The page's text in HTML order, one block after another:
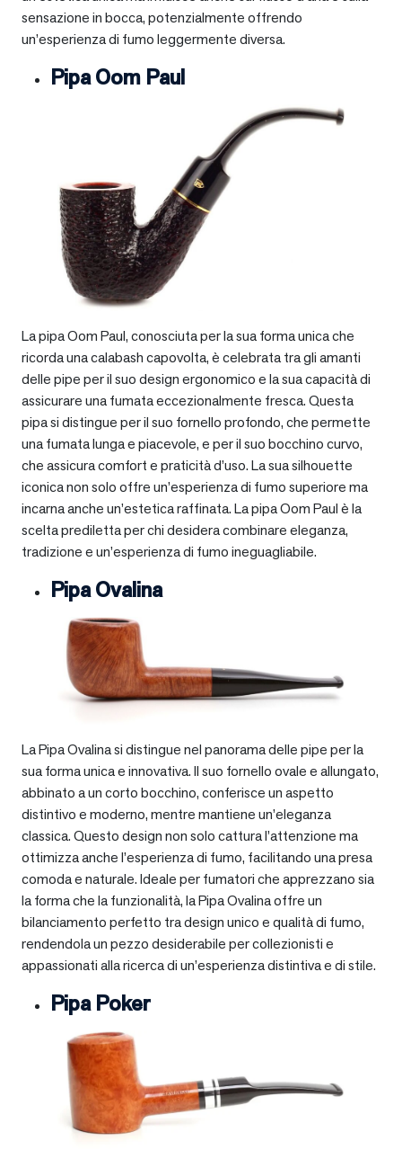
sensazione in bocca, potenzialmente offrendo
un’esperienza di fumo leggermente diversa.
Pipa Oom Paul
La pipa Oom Paul, conosciuta per la sua forma unica che
ricorda una calabash capovolta, è celebrata tra gli amanti
delle pipe per il suo design ergonomico e la sua capacità di
assicurare una fumata eccezionalmente fresca. Questa
pipa si distingue per il suo fornello profondo, che permette
una fumata lunga e piacevole, e per il suo bocchino curvo,
che assicura comfort e praticità d’uso. La sua silhouette
iconica non solo offre un’esperienza di fumo superiore ma
incarna anche un’estetica raffinata. La pipa Oom Paul è la
scelta prediletta per chi desidera combinare eleganza,
tradizione e un’esperienza di fumo ineguagliabile.
Pipa Ovalina
La Pipa Ovalina si distingue nel panorama delle pipe per la
sua forma unica e innovativa. Il suo fornello ovale e allungato,
abbinato a un corto bocchino, conferisce un aspetto
distintivo e moderno, mentre mantiene un’eleganza
classica. Questo design non solo cattura l’attenzione ma
ottimizza anche l’esperienza di fumo, facilitando una presa
comoda e naturale. Ideale per fumatori che apprezzano sia
la forma che la funzionalità, la Pipa Ovalina offre un
bilanciamento perfetto tra design unico e qualità di fumo,
rendendola un pezzo desiderabile per collezionisti e
appassionati alla ricerca di un’esperienza distintiva e di stile.
Pipa Poker